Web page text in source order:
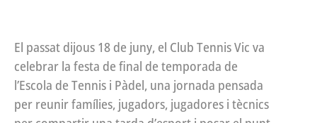
El passat dijous 18 de juny, el Club Tennis Vic va
celebrar la festa de final de temporada de
l’Escola de Tennis i Pàdel, una jornada pensada
per reunir famílies, jugadors, jugadores i tècnics